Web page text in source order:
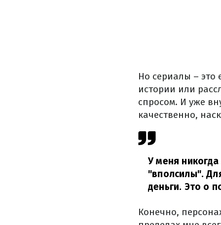
Но сериалы – это
истории или
спросом. И уже
качественно,
У меня
"вполсилы".
деньги. Это о
Конечно,